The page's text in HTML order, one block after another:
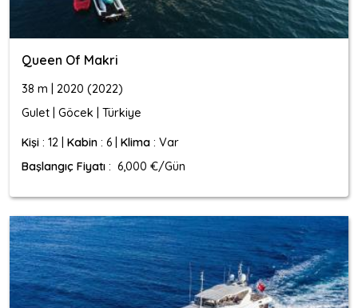
Queen Of Makri
38 m | 2020 (2022)
Gulet | Göcek | Türkiye
Kişi : 12 | Kabin : 6 | Klima : Var
Başlangıç Fiyatı : 6,000 €/Gün